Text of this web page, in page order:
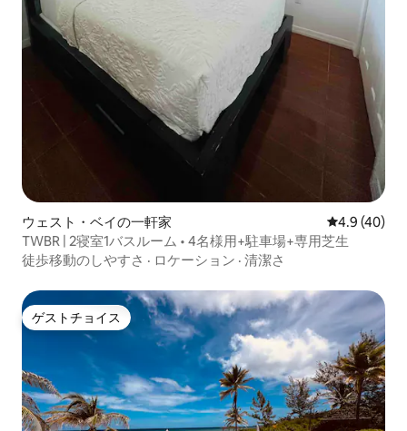
ウェスト・ベイの一軒家 レビュー40
4.9 (40)
TWBR | 2寝室1バスルーム • 4名様用+駐車場+専用芝生
徒歩移動のしやすさ · ロケーション · 清潔さ
ゲストチョイス
ゲストチョイス